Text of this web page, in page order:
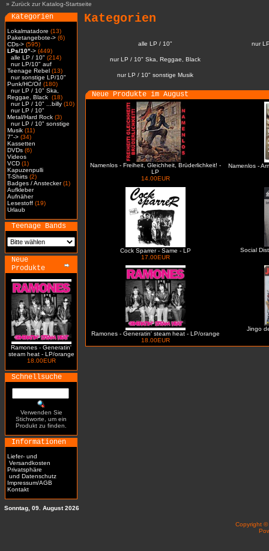
» Zurück zur Katalog-Startseite
Kategorien
Lokalmatadore (13)
Paketangebote-> (6)
CDs-> (595)
LPs/10"-> (449)
alle LP / 10" (214)
nur LP/10" auf
Teenage Rebel (13)
nur sonstige LP/10"
Punk/HC/Oi! (180)
nur LP / 10" Ska,
Reggae, Black (18)
nur LP / 10" ...billy (10)
nur LP / 10"
Metal/Hard Rock (3)
nur LP / 10" sonstige
Musik (11)
7"-> (34)
Kassetten
DVDs (6)
Videos
VCD (1)
Kapuzenpulli
T-Shirts (2)
Badges / Anstecker(1)
Aufkleber
Aufnäher
Lesestoff (19)
Urlaub
Teenage Bands
Neue
Produkte
Ramones - Generatin'
steam heat - LP/orange
18.00EUR
Schnellsuche
Verwenden Sie
Stichworte, um ein
Produkt zu finden.
Informationen
Liefer- und
Versandkosten
Privatsphäre
und Datenschutz
Impressum/AGB
Kontakt
Kategorien
alle LP / 10" nur
nur LP / 10" Ska, Reggae, Black
nur LP / 10" sonstige Musik
Neue Produkte im August
Namenlos - Freiheit, Gleichheit, Brüderlichkeit! -
LP
14.00EUR
Namenlos -
Cock Sparrer - Same - LP
17.00EUR
Social
Ramones - Generatin' steam heat - LP/orange
18.00EUR
Jingo
Sonntag, 09. August 2026
Copyright